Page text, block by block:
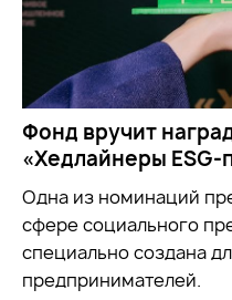
Фонд вручит
«Хедлайнеры
Одна из номинаций
сфере социального
специально создана
предпринимателей.